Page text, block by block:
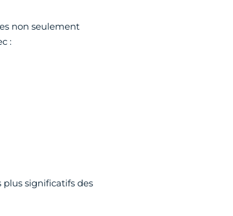
non seulement
:
plus significatifs des